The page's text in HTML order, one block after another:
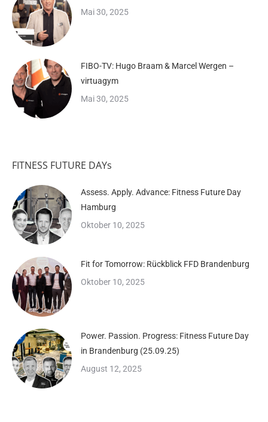
Mai 30, 2025
FIBO-TV: Hugo Braam & Marcel Wergen –
virtuagym
Mai 30, 2025
FITNESS FUTURE DAYs
Assess. Apply. Advance: Fitness Future Day
Hamburg
Oktober 10, 2025
Fit for Tomorrow: Rückblick FFD Brandenburg
Oktober 10, 2025
Power. Passion. Progress: Fitness Future Day
in Brandenburg (25.09.25)
August 12, 2025